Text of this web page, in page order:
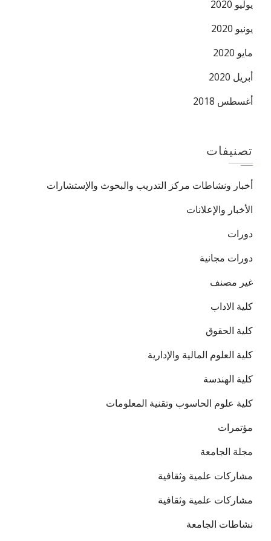
يوليو 2020
يونيو 2020
مايو 2020
أبريل 2020
أغسطس 2018
تصنيفات
أخبار ونشاطات مركز التدريب والبحوث والإستشارات
الأخبار والإعلانات
دورات
دورات مجانية
غير مصنف
كلية الاداب
كلية الحقوق
كلية العلوم المالية والإدارية
كلية الهندسة
كلية علوم الحاسوب وتقنية المعلومات
مؤتمرات
مجلة الجامعة
مشاركات علمية وثقافية
مشاركات علمية وثقافية
نشاطات الجامعة